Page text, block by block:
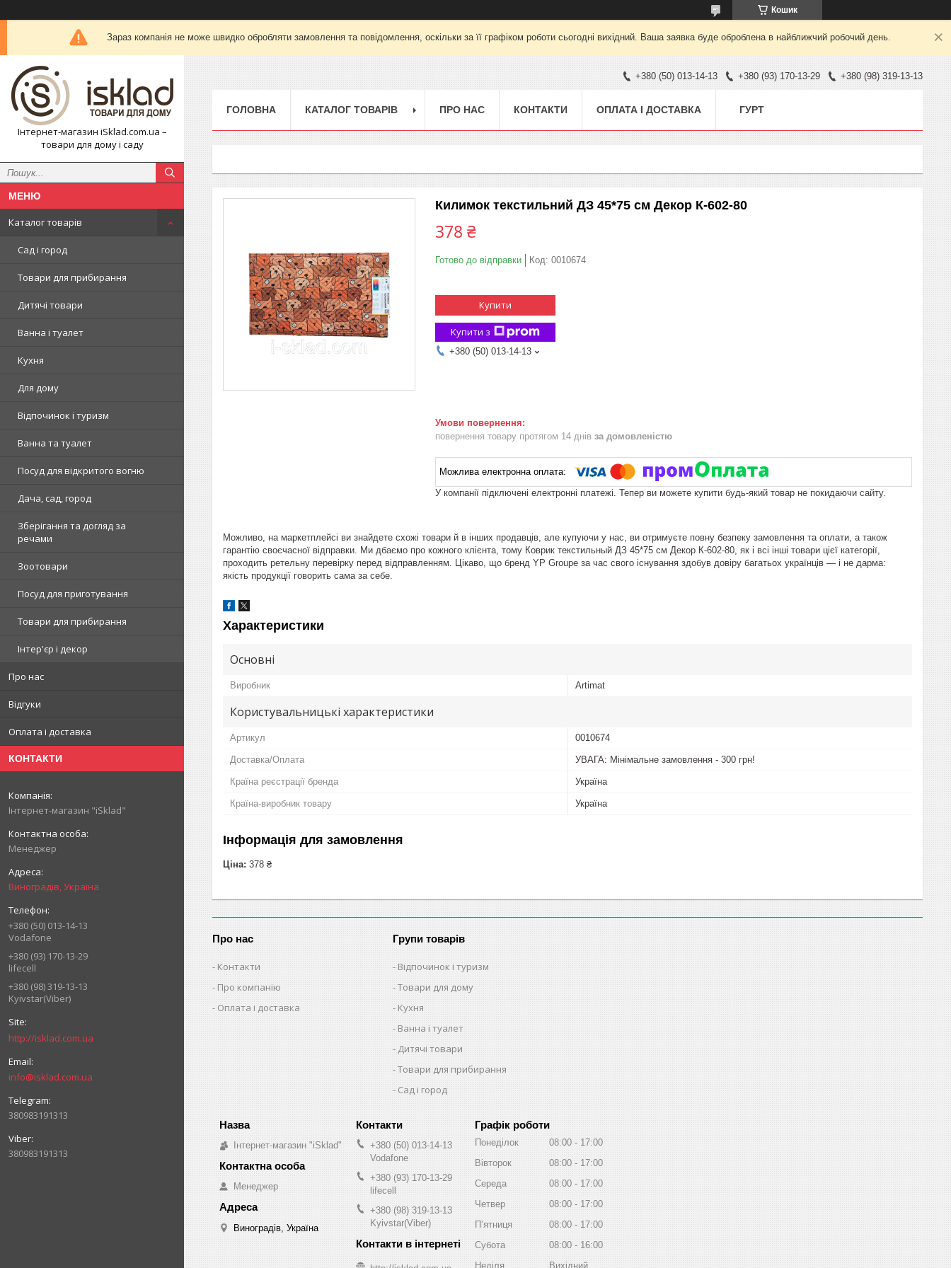
Кошик
Зараз компанія не може швидко обробляти замовлення та повідомлення, оскільки за її графіком роботи сьогодні вихідний. Ваша заявка буде оброблена в найближчий робочий день.
Інтернет-магазин iSklad.com.ua –
товари для дому і саду
Каталог товарів
Сад і город
Товари для прибирання
Дитячі товари
Ванна і туалет
Кухня
Для дому
Відпочинок і туризм
Ванна та туалет
Посуд для відкритого вогню
Дача, сад, город
Зберігання та догляд за
речами
Зоотовари
Посуд для приготування
Товари для прибирання
Інтер'єр і декор
Про нас
Відгуки
Оплата і доставка
КОНТАКТИ
Інтернет-магазин "iSklad"
Менеджер
Виноградів, Україна
+380 (50) 013-14-13
Vodafone
+380 (93) 170-13-29
lifecell
+380 (98) 319-13-13
Kyivstar(Viber)
http://isklad.com.ua
info@isklad.com.ua
380983191313
380983191313
+380 (50) 013-14-13 +380 (93) 170-13-29 +380 (98) 319-13-13
ГОЛОВНА КАТАЛОГ ТОВАРІВ ПРО НАС КОНТАКТИ ОПЛАТА І ДОСТАВКА ГУРТ
Килимок текстильний ДЗ 45*75 см Декор К-602-80
378 ₴
Готово до відправки Код: 0010674
Купити
Купити з
+380 (50) 013-14-13
повернення товару протягом 14 днів за домовленістю
У компанії підключені електронні платежі. Тепер ви можете купити будь-який товар не покидаючи сайту.
Можливо, на маркетплейсі ви знайдете схожі товари й в інших продавців, але купуючи у нас, ви отримуєте повну безпеку замовлення та оплати, а також
гарантію своєчасної відправки. Ми дбаємо про кожного клієнта, тому Коврик текстильный ДЗ 45*75 см Декор К-602-80, як і всі інші товари цієї категорії,
проходить ретельну перевірку перед відправленням. Цікаво, що бренд YP Groupe за час свого існування здобув довіру багатьох українців — і не дарма:
якість продукції говорить сама за себе.
Характеристики
Основні
Виробник Artimat
Користувальницькі характеристики
Артикул 0010674
Доставка/Оплата УВАГА: Мінімальне замовлення - 300 грн!
Країна реєстрації бренда Україна
Країна-виробник товару Україна
Інформація для замовлення
Ціна: 378 ₴
Про нас
Контакти
Про компанію
Оплата і доставка
Групи товарів
Відпочинок і туризм
Товари для дому
Кухня
Ванна і туалет
Дитячі товари
Товари для прибирання
Сад і город
Інтернет-магазин "iSklad"
Менеджер
Виноградів, Україна
+380 (50) 013-14-13
Vodafone
+380 (93) 170-13-29
lifecell
+380 (98) 319-13-13
Kyivstar(Viber)
Графік роботи
Понеділок 08:00
17:00
Вівторок
08:00
17:00
Середа
08:00
17:00
Четвер
08:00
17:00
Пʼятниця
08:00
17:00
Субота
08:00
16:00
Неділя
Вихідний